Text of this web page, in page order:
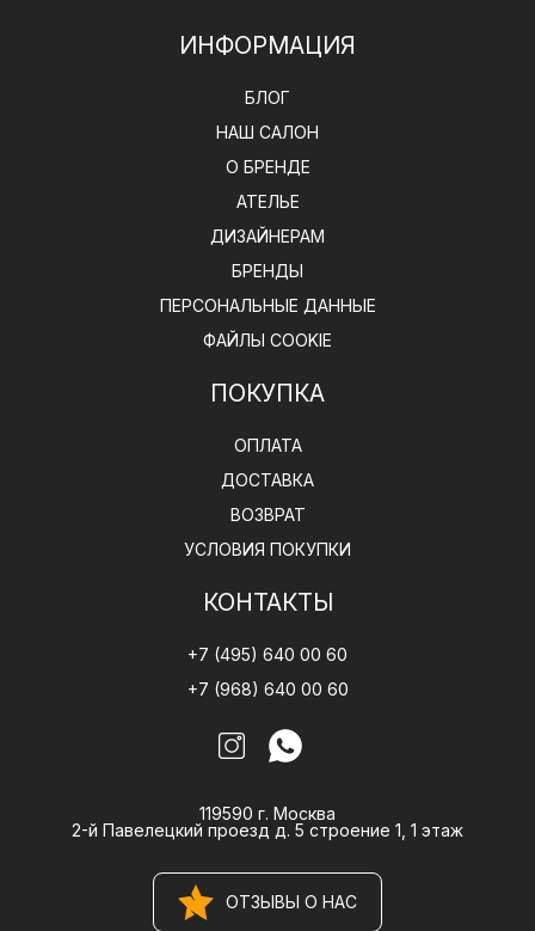
ИНФОРМАЦИЯ
БЛОГ
НАШ САЛОН
О БРЕНДЕ
АТЕЛЬЕ
ДИЗАЙНЕРАМ
БРЕНДЫ
ПЕРСОНАЛЬНЫЕ ДАННЫЕ
ФАЙЛЫ COOKIE
ПОКУПКА
ОПЛАТА
ДОСТАВКА
ВОЗВРАТ
УСЛОВИЯ ПОКУПКИ
КОНТАКТЫ
+7 (495) 640 00 60
+7 (968) 640 00 60
119590 г. Москва
2-й Павелецкий проезд д. 5 строение 1, 1 этаж
ОТЗЫВЫ О НАС